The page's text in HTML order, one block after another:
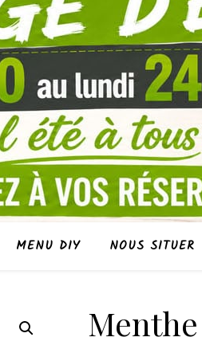
MENU DIY NOUS SITUER
Menthe